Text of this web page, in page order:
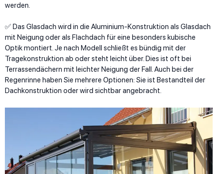
werden.
✅ Das Glasdach wird in die Aluminium-Konstruktion als Glasdach
mit Neigung oder als Flachdach für eine besonders kubische
Optik montiert. Je nach Modell schließt es bündig mit der
Tragekonstruktion ab oder steht leicht über. Dies ist oft bei
Terrassendächern mit leichter Neigung der Fall. Auch bei der
Regenrinne haben Sie mehrere Optionen: Sie ist Bestandteil der
Dachkonstruktion oder wird sichtbar angebracht.